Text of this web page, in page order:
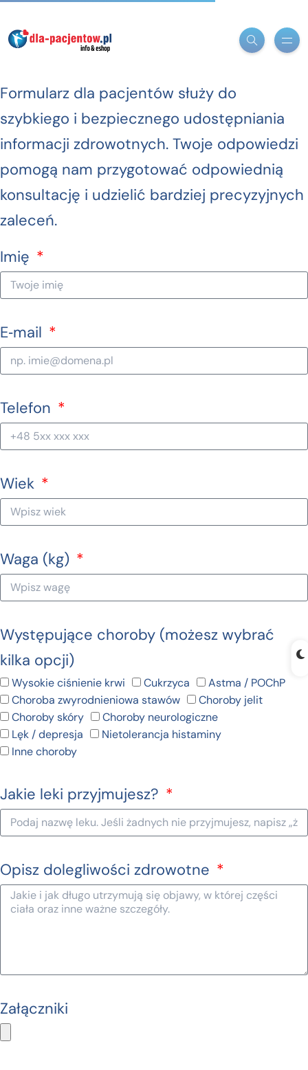
Formularz dla pacjentów służy do
szybkiego i bezpiecznego udostępniania
informacji zdrowotnych. Twoje odpowiedzi
pomogą nam przygotować odpowiednią
konsultację i udzielić bardziej precyzyjnych
zaleceń.
Imię
E‑mail
Telefon
Wiek
Waga (kg)
Występujące choroby (możesz wybrać
kilka opcji)
Wysokie ciśnienie krwi Cukrzyca
Astma / POChP
Choroba zwyrodnieniowa stawów
Choroby jelit
Choroby skóry
Choroby neurologiczne
Lęk / depresja
Nietolerancja histaminy
Inne choroby
Jakie leki przyjmujesz?
Opisz dolegliwości zdrowotne
Załączniki